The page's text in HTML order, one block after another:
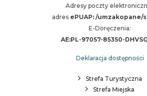
Adresy poczty
adres ePUAP: /umzakopane/
E-Doręczenia:
AE:PL-97057-85350-
Deklaracja dostępności
Strefa Turystyczna
Strefa Miejska